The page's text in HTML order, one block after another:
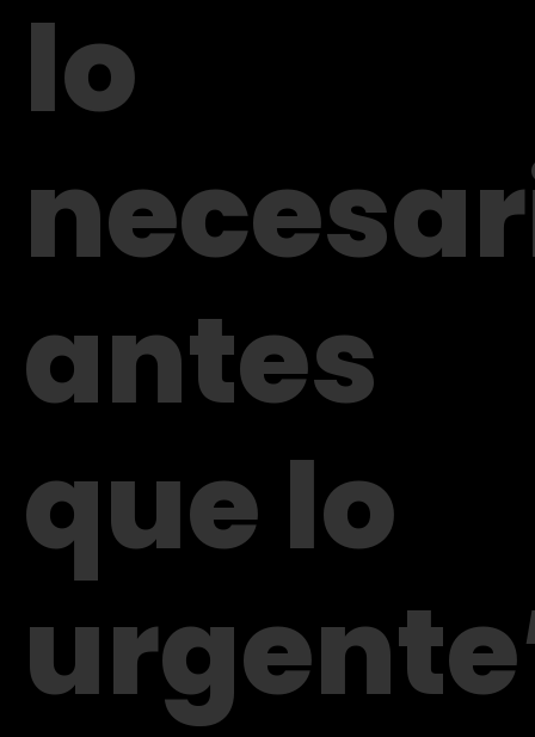
lo
antes
que lo